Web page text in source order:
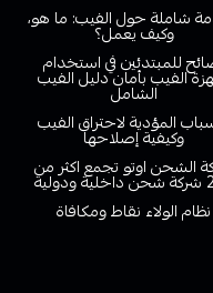
شاملة حول الفيب: ما هو،
وكيف يعمل؟
للمبتدئين في استخدام
الفيب بأمان دليل الفيب
الشامل
المؤدية لاحتراق الفيب
وكيفية إصلاحها
الشحن اوتو تجمع اكثر من
نظام الولاء نقاط ومكافاة